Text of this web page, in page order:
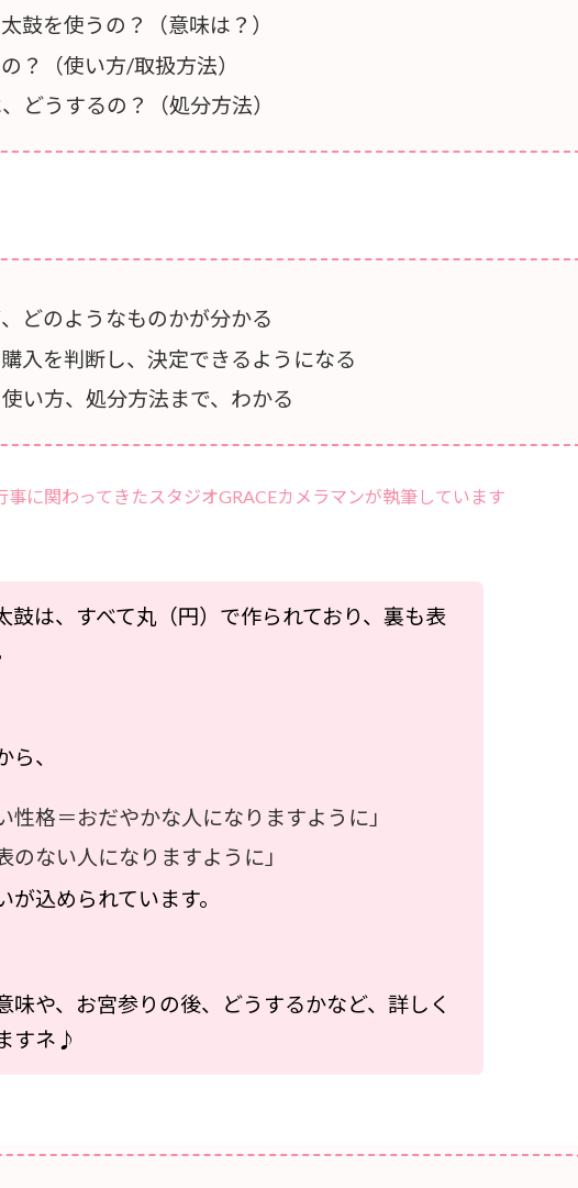
鼓を使うの？（意味は？）
？（使い方/取扱方法）
どうするの？（処分方法）
どのようなものかが分かる
入を判断し、決定できるようになる
い方、処分方法まで、わかる
事に関わってきたスタジオGRACEカメラマンが執筆しています
鼓は、すべて丸（円）で作られており、裏も表
ら、
性格＝おだやかな人になりますように」
のない人になりますように」
が込められています。
味や、お宮参りの後、どうするかなど、詳しく
すネ♪